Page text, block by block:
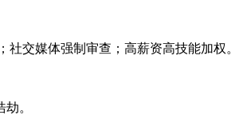
社交媒体强制审查；高薪资高技能加权。
。